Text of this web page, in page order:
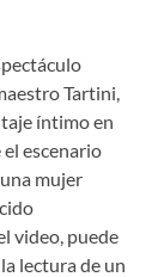
Tartini,
íntimo en
escenario
mujer
video, puede
lectura de un